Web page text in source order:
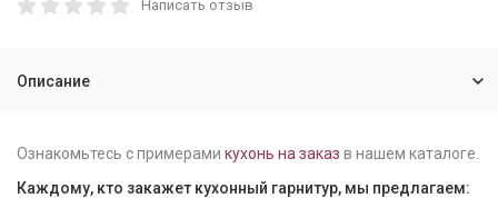
Написать отзыв
Описание
Ознакомьтесь с примерами кухонь на заказ в нашем каталоге.
Каждому, кто закажет кухонный гарнитур, мы предлагаем: